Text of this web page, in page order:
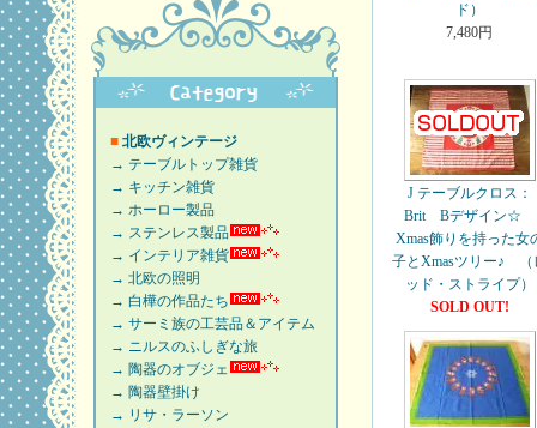
■ 北欧ヴィンテージ
→ テーブルトップ雑貨
→ キッチン雑貨
→ ホーロー製品
→ ステンレス製品
→ インテリア雑貨
→ 北欧の照明
→ 白樺の作品たち
→ サーミ族の工芸品＆アイテム
→ ニルスのふしぎな旅
→ 陶器のオブジェ
→ 陶器壁掛け
→ リサ・ラーソン
ド）
7,480円
J テーブルクロス：
Brit Bデザイン☆
Xmas飾りを持った女
子とXmasツリー♪ （
ッド・ストライプ）
SOLD OUT!